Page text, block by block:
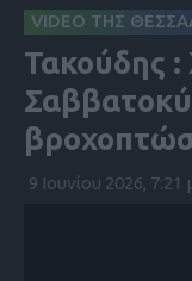
VIDEO ΤΗΣ
Τακούδης :
9 Ιουνίου 2026, 7:21